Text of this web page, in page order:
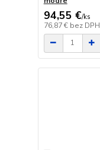
94,55 €/ks
76,87 € bez DPH